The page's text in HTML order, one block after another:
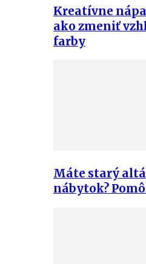
Kreatívne
ako zmeniť
farby
Máte starý
nábytok?